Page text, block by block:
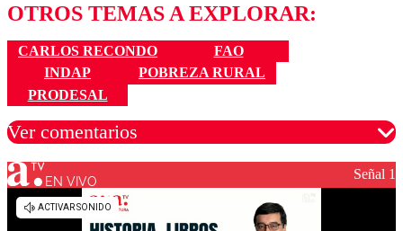
OTROS TEMAS A EXPLORAR:
CARLOS RECONDO
FAO
INDAP
POBREZA RURAL
PRODESAL
Ver comentarios
Los comentarios son moderados para garantizar un
diálogo respetuoso.
EN VIVO Señal 1